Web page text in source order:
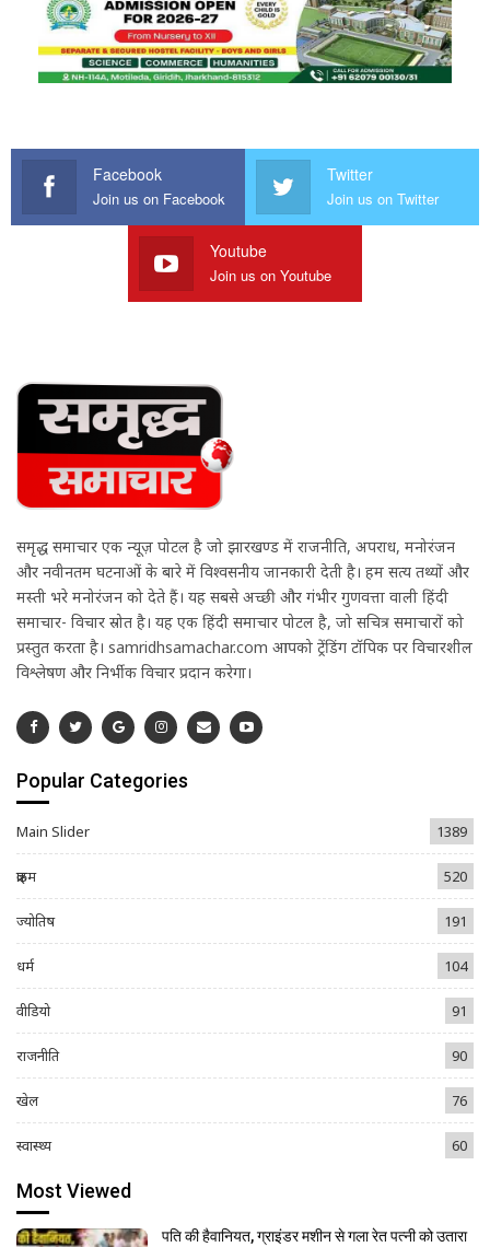
Facebook
Join us on Facebook
Twitter
Join us on Twitter
Youtube
Join us on Youtube
समृद्ध समाचार एक न्यूज़ पोर्टल है जो झारखण्ड में राजनीति, अपराध, मनोरंजन
और नवीनतम घटनाओं के बारे में विश्वसनीय जानकारी देती है। हम सत्य तथ्यों और
मस्ती भरे मनोरंजन को देते हैं। यह सबसे अच्छी और गंभीर गुणवत्ता वाली हिंदी
समाचार- विचार स्रोत है। यह एक हिंदी समाचार पोर्टल है, जो सचित्र समाचारों को
प्रस्तुत करता है। samridhsamachar.com आपको ट्रेंडिंग टॉपिक पर विचारशील
विश्लेषण और निर्भीक विचार प्रदान करेगा।
Popular Categories
Main Slider 1389
क्राइम 520
ज्योतिष 191
धर्म 104
वीडियो 91
राजनीति 90
खेल 76
स्वास्थ्य 60
Most Viewed
पति की हैवानियत, ग्राइंडर मशीन से गला रेत पत्नी को उतारा